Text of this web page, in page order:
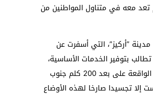
تعد معه في متناول المواطنين من
”أركيز”، التي أسفرت عن
بتوفير الخدمات الأساسية،
تخللتها أعمال شغب وتخريب لبعض المراكز الحكومية في المدينة الواقعة على بعد 200 كلم جنوب
إلا تجسيدا صارخا لهذه الأوضاع